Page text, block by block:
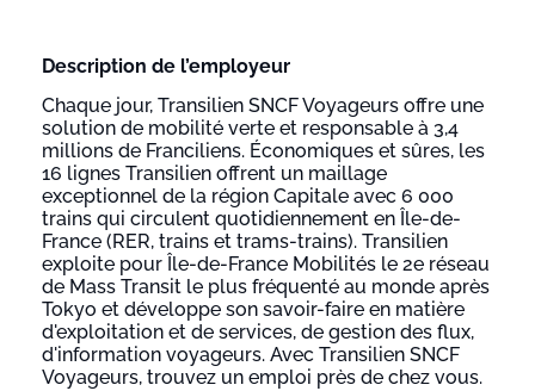
Description de l’employeur
Chaque jour, Transilien SNCF Voyageurs offre une
solution de mobilité verte et responsable à 3,4
millions de Franciliens. Économiques et sûres, les
16 lignes Transilien offrent un maillage
exceptionnel de la région Capitale avec 6 000
trains qui circulent quotidiennement en Île-de-
France (RER, trains et trams-trains). Transilien
exploite pour Île-de-France Mobilités le 2e réseau
de Mass Transit le plus fréquenté au monde après
Tokyo et développe son savoir-faire en matière
d'exploitation et de services, de gestion des flux,
d'information voyageurs. Avec Transilien SNCF
Voyageurs, trouvez un emploi près de chez vous.